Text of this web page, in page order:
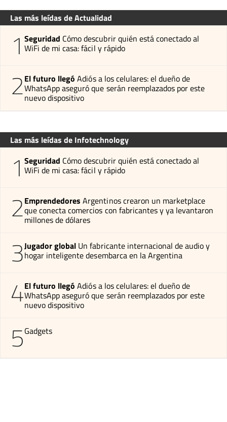
Las más leídas de Actualidad
1 Seguridad Cómo descubrir quién está conectado al
WiFi de mi casa: fácil y rápido
2El futuro llegó Adiós a los celulares: el dueño de
WhatsApp aseguró que serán reemplazados por este
nuevo dispositivo
Las más leídas de Infotechnology
1 Seguridad Cómo descubrir quién está conectado al
WiFi de mi casa: fácil y rápido
2Emprendedores Argentinos crearon un marketplace
que conecta comercios con fabricantes y ya levantaron
millones de dólares
3Jugador global Un fabricante internacional de audio y
hogar inteligente desembarca en la Argentina
4El futuro llegó Adiós a los celulares: el dueño de
WhatsApp aseguró que serán reemplazados por este
nuevo dispositivo
5Gadgets